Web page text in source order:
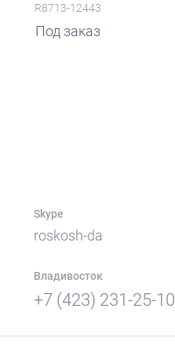
R8713-12443
Под заказ
руб.
Skype
roskosh-da
Владивосток
+7 (423) 231-25-10